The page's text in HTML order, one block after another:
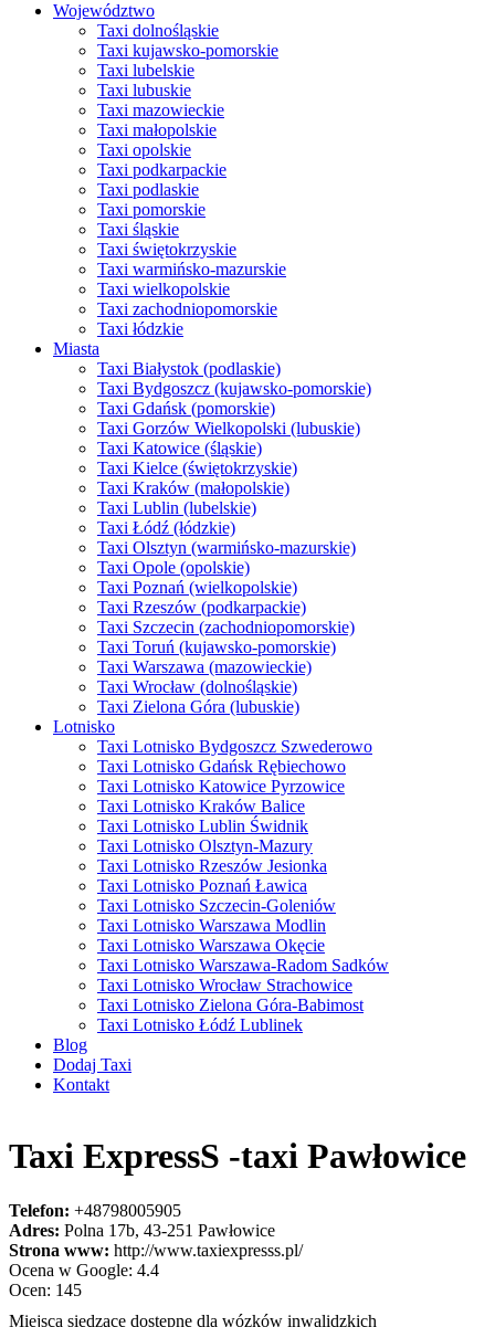
Województwo
Taxi dolnośląskie
Taxi kujawsko-pomorskie
Taxi lubelskie
Taxi lubuskie
Taxi mazowieckie
Taxi małopolskie
Taxi opolskie
Taxi podkarpackie
Taxi podlaskie
Taxi pomorskie
Taxi śląskie
Taxi świętokrzyskie
Taxi warmińsko-mazurskie
Taxi wielkopolskie
Taxi zachodniopomorskie
Taxi łódzkie
Miasta
Taxi Białystok (podlaskie)
Taxi Bydgoszcz (kujawsko-pomorskie)
Taxi Gdańsk (pomorskie)
Taxi Gorzów Wielkopolski (lubuskie)
Taxi Katowice (śląskie)
Taxi Kielce (świętokrzyskie)
Taxi Kraków (małopolskie)
Taxi Lublin (lubelskie)
Taxi Łódź (łódzkie)
Taxi Olsztyn (warmińsko-mazurskie)
Taxi Opole (opolskie)
Taxi Poznań (wielkopolskie)
Taxi Rzeszów (podkarpackie)
Taxi Szczecin (zachodniopomorskie)
Taxi Toruń (kujawsko-pomorskie)
Taxi Warszawa (mazowieckie)
Taxi Wrocław (dolnośląskie)
Taxi Zielona Góra (lubuskie)
Lotnisko
Taxi Lotnisko Bydgoszcz Szwederowo
Taxi Lotnisko Gdańsk Rębiechowo
Taxi Lotnisko Katowice Pyrzowice
Taxi Lotnisko Kraków Balice
Taxi Lotnisko Lublin Świdnik
Taxi Lotnisko Olsztyn-Mazury
Taxi Lotnisko Rzeszów Jesionka
Taxi Lotnisko Poznań Ławica
Taxi Lotnisko Szczecin-Goleniów
Taxi Lotnisko Warszawa Modlin
Taxi Lotnisko Warszawa Okęcie
Taxi Lotnisko Warszawa-Radom Sadków
Taxi Lotnisko Wrocław Strachowice
Taxi Lotnisko Zielona Góra-Babimost
Taxi Lotnisko Łódź Lublinek
Blog
Dodaj Taxi
Kontakt
Taxi ExpressS -taxi Pawłowice
Telefon: +48798005905
Adres: Polna 17b, 43-251 Pawłowice
Strona www: http://www.taxiexpresss.pl/
Ocena w Google: 4.4
Ocen: 145
Miejsca siedzące dostępne dla wózków inwalidzkich